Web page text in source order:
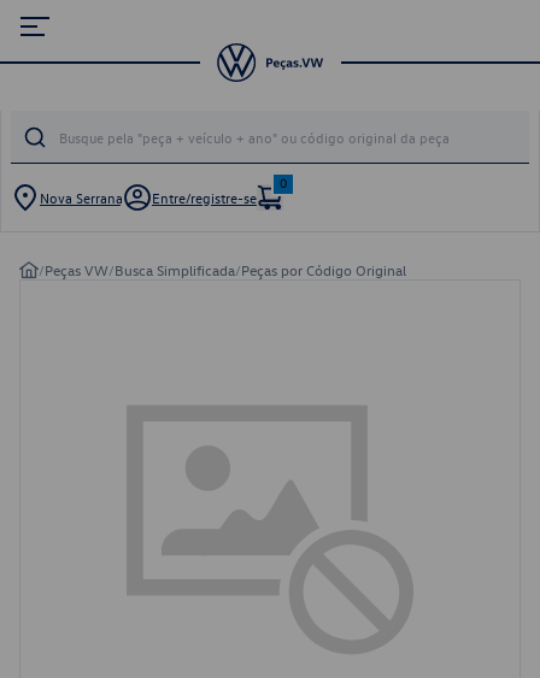
Nova Serrana Entre/registre-se
0
/Peças VW/Busca Simplificada/Peças por Código Original